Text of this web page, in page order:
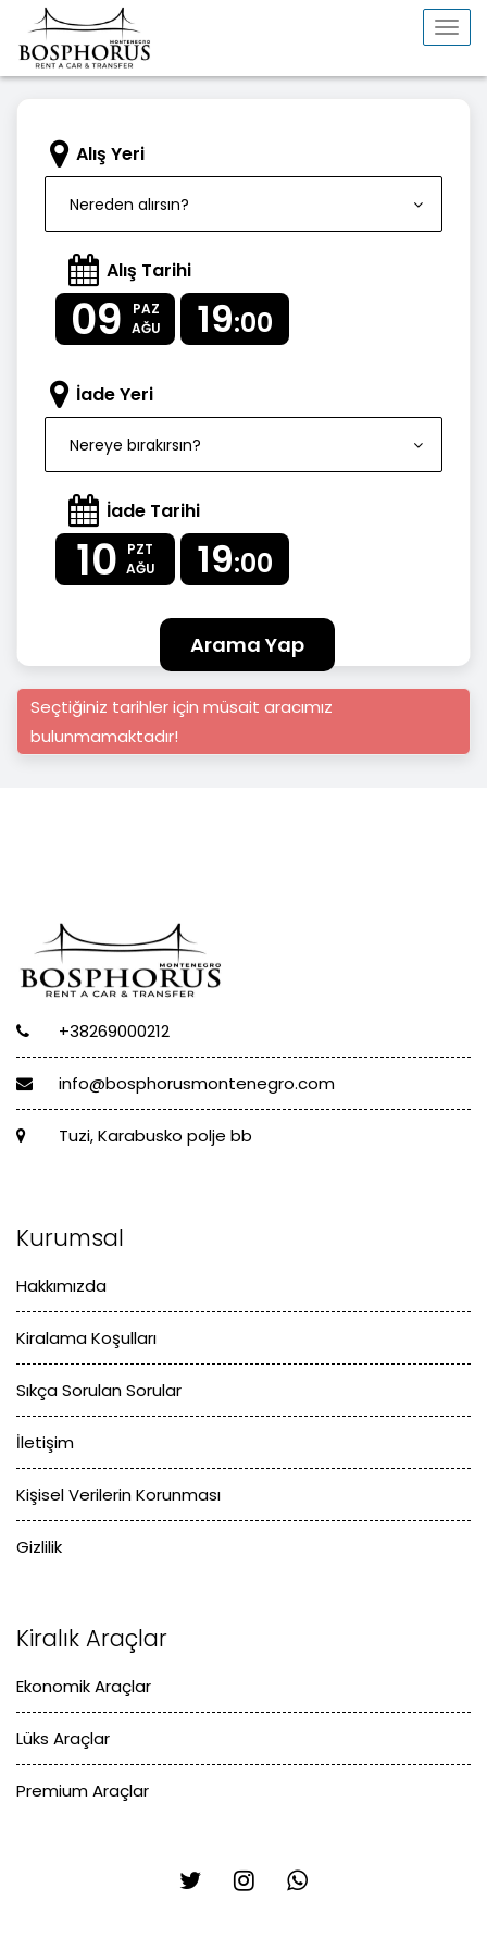
Alış Yeri
Nereden alırsın?
Alış Tarihi
09
PAZ
AĞU
19:00
İade Yeri
Nereye bırakırsın?
İade Tarihi
10
PZT
AĞU
19:00
Arama Yap
Seçtiğiniz tarihler için müsait aracımız
bulunmamaktadır!
+38269000212
info@bosphorusmontenegro.com
Tuzi, Karabusko polje bb
Kurumsal
Hakkımızda
Kiralama Koşulları
Sıkça Sorulan Sorular
İletişim
Kişisel Verilerin Korunması
Gizlilik
Kiralık Araçlar
Ekonomik Araçlar
Lüks Araçlar
Premium Araçlar